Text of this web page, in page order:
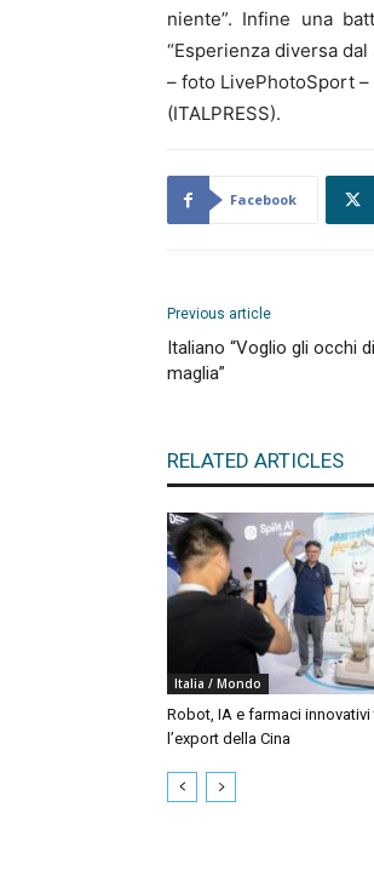
niente”. Infine una
“Esperienza diversa
– foto LivePhotoSport –
(ITALPRESS).
Facebook
Previous article
Italiano “Voglio gli occhi
maglia”
RELATED ARTICLES
Italia / Mondo
Robot, IA e farmaci innovativi
l’export della Cina